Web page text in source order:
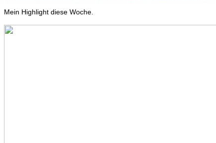
Mein Highlight diese Woche.